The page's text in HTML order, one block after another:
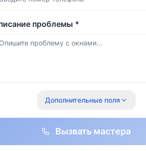
проблемы *
Дополнительные поля
Вызвать мастера